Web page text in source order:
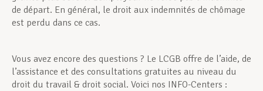
de départ. En général, le droit aux indemnités de chômage
est perdu dans ce cas.
Vous avez encore des questions ? Le LCGB offre de l’aide, de
l’assistance et des consultations gratuites au niveau du
droit du travail & droit social. Voici nos INFO-Centers :